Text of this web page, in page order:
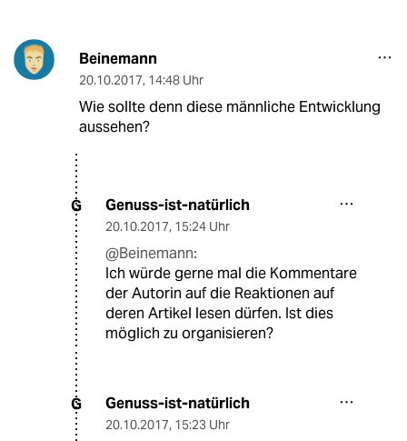
Beinemann
20.10.2017, 14:48 Uhr
Wie sollte denn diese männliche Entwicklung
aussehen?
G Genuss-ist-natürlich
20.10.2017, 15:24 Uhr
@Beinemann:
Ich würde gerne mal die Kommentare
der Autorin auf die Reaktionen auf
deren Artikel lesen dürfen. Ist dies
möglich zu organisieren?
G Genuss-ist-natürlich
20.10.2017, 15:23 Uhr